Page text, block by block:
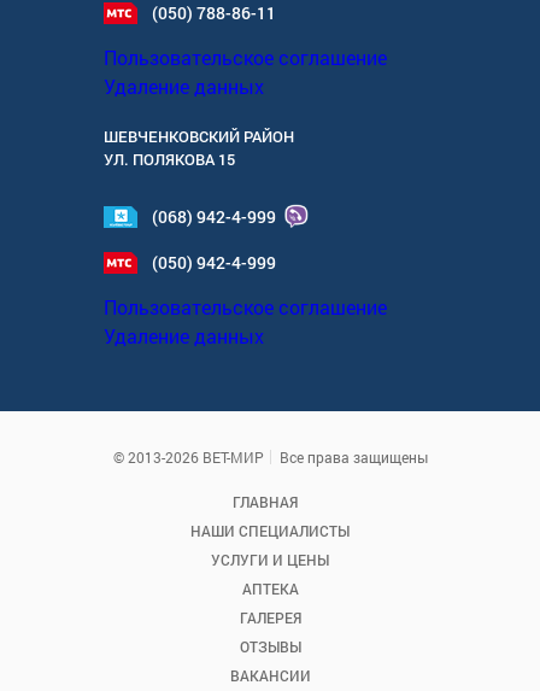
(050) 788-86-11
Пользовательское соглашение
Удаление данных
ШЕВЧЕНКОВСКИЙ РАЙОН
УЛ. ПОЛЯКОВА 15
(068) 942-4-999
(050) 942-4-999
Пользовательское соглашение
Удаление данных
© 2013-2026 ВЕТ-МИР Все права защищены
ГЛАВНАЯ
НАШИ СПЕЦИАЛИСТЫ
УСЛУГИ И ЦЕНЫ
АПТЕКА
ГАЛЕРЕЯ
ОТЗЫВЫ
ВАКАНСИИ